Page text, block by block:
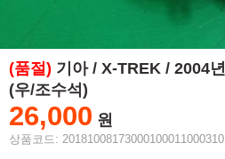
(품절) 기아 / X-TREK / 2004
(우/조수석)
26,000 원
상품코드: